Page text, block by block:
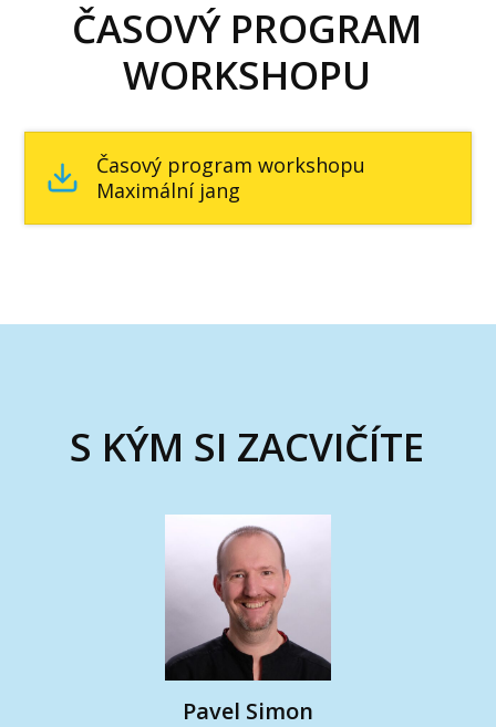
ČASOVÝ PROGRAM
WORKSHOPU
Časový program workshopu
Maximální jang
S KÝM SI ZACVIČÍTE
Pavel Simon